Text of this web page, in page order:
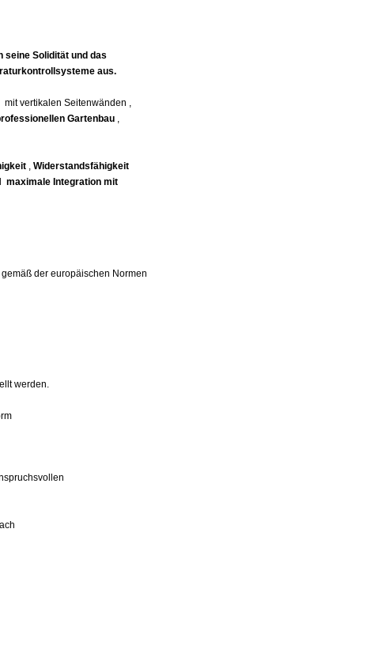
Solidität und das
aus.
mit vertikalen Seitenwänden ,
Gartenbau ,
,Widerstandsfähigkeit
maximale Integration mit
gemäß der europäischen Normen
werden.